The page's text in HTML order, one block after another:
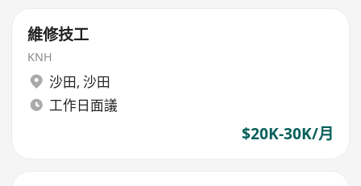
維修技工
KNH
沙田, 沙田
工作日面議
$20K-30K/月